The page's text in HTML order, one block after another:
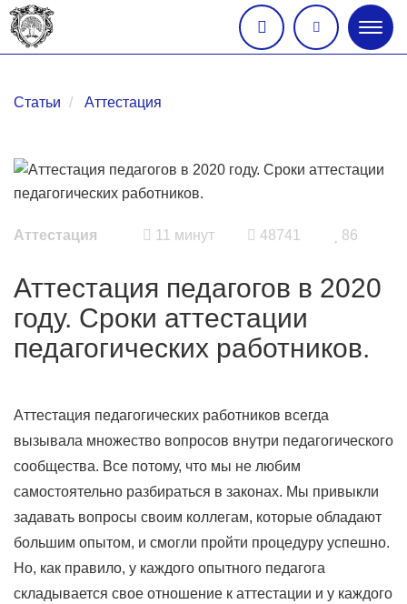
меню
Статьи Аттестация
Аттестация 11 минут 48741 86
Аттестация педагогов в 2020
году. Сроки аттестации
педагогических работников.
Аттестация педагогических работников всегда
вызывала множество вопросов внутри педагогического
сообщества. Все потому, что мы не любим
самостоятельно разбираться в законах. Мы привыкли
задавать вопросы своим коллегам, которые обладают
большим опытом, и смогли пройти процедуру успешно.
Но, как правило, у каждого опытного педагога
складывается свое отношение к аттестации и у каждого